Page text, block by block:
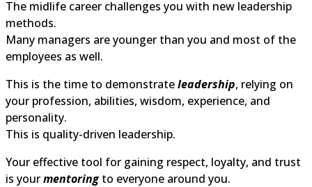
The midlife career challenges you with new leadership
methods.
Many managers are younger than you and most of the
employees as well.
This is the time to demonstrateleadership, relying on
your profession, abilities, wisdom, experience, and
personality.
This is quality-driven leadership.
Your effective tool for gaining respect, loyalty, and
is yourmentoringto everyone around you.